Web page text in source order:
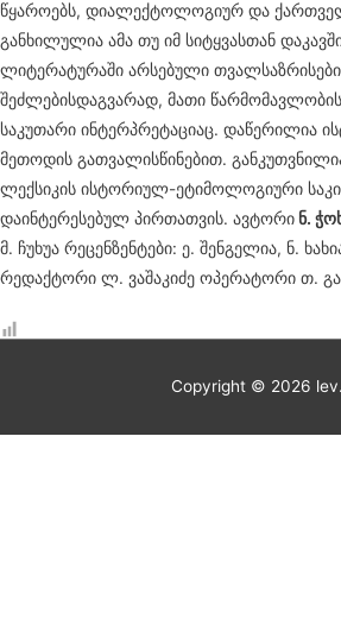
წყაროებს, დიალექტოლოგიურ და
განხილულია ამა თუ იმ სიტყვასთან
ლიტერატურაში არსებული
შეძლებისდაგვარად, მათი
საკუთარი ინტერპრეტაციაც. დაწერილია
მეთოდის გათვალისწინებით.
ლექსიკის ისტორიულ-ეტიმოლოგიური
დაინტერესებულ პირთათვის. ავტორი ნ.
მ. ჩუხუა რეცენზენტები: ე. შენგელია, ნ.
რედაქტორი ლ. ვაშაკიძე ოპერატორი თ.
Copyright © 2026